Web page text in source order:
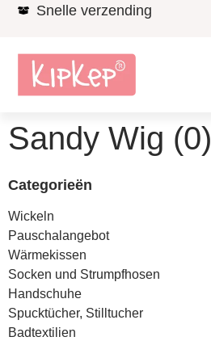
Snelle verzending
Sandy Wig (0)
Categorieën
Wickeln
Pauschalangebot
Wärmekissen
Socken und Strumpfhosen
Handschuhe
Spucktücher, Stilltucher
Badtextilien